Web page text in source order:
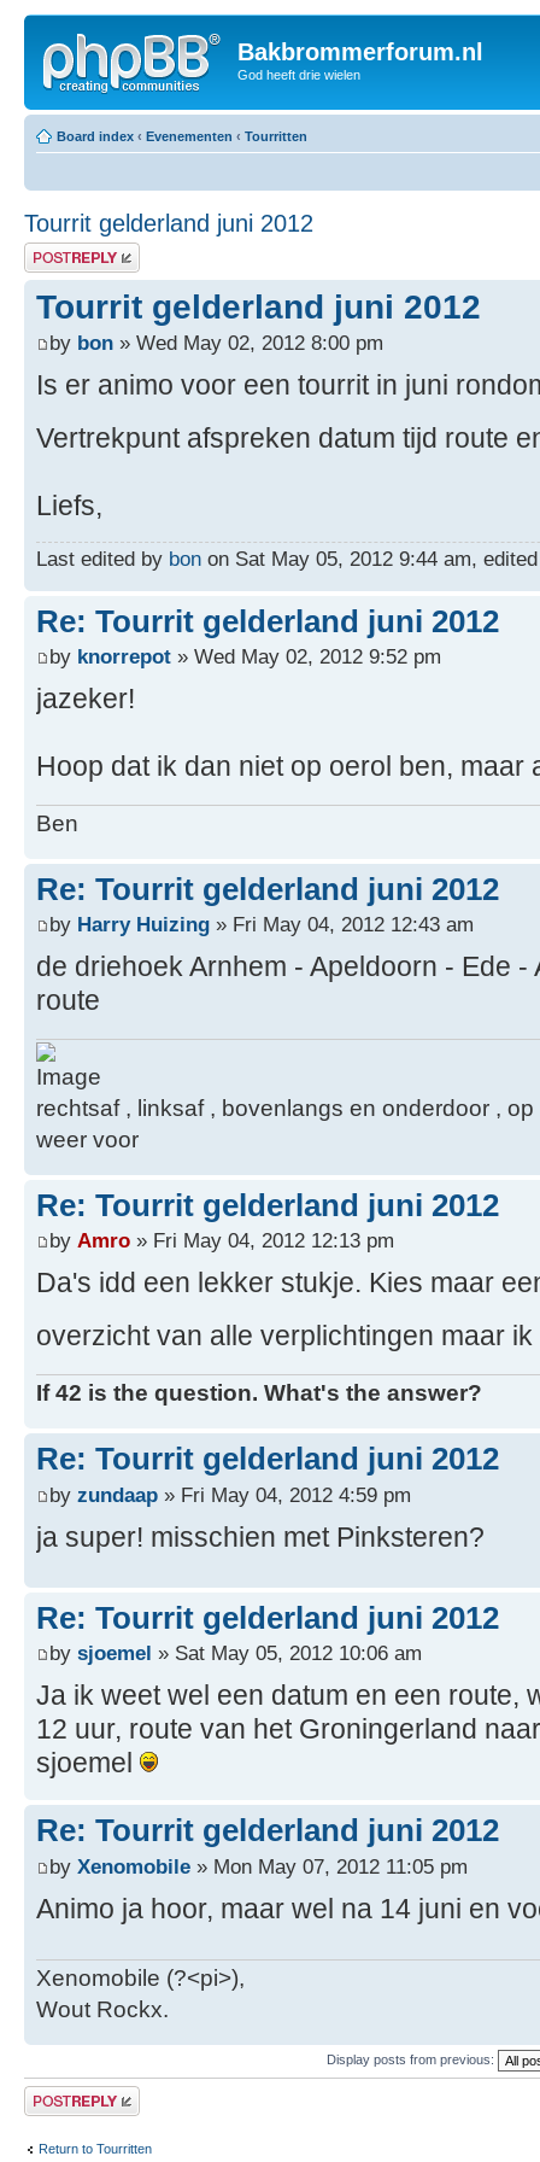
Bakbrommerforum.nl
God heeft drie wielen
Board index ‹ Evenementen ‹ Tourritten
Tourrit gelderland juni 2012
Post a reply
Tourrit gelderland juni 2012
by bon » Wed May 02, 2012 8:00 pm
Is er animo voor een tourrit in juni
Vertrekpunt afspreken datum tijd route
Liefs,
Last edited by bon on Sat May 05, 2012 9:44 am,
Re: Tourrit gelderland juni 2012
by knorrepot » Wed May 02, 2012 9:52 pm
jazeker!
Hoop dat ik dan niet op oerol ben, maar
Ben
Re: Tourrit gelderland juni 2012
by Harry Huizing » Fri May 04, 2012 12:43 am
de driehoek Arnhem - Apeldoorn - Ede
route
rechtsaf , linksaf , bovenlangs en onderdoor ,
weer voor
Re: Tourrit gelderland juni 2012
by Amro » Fri May 04, 2012 12:13 pm
Da's idd een lekker stukje. Kies maar
overzicht van alle verplichtingen maar
If 42 is the question. What's the answer?
Re: Tourrit gelderland juni 2012
by zundaap » Fri May 04, 2012 4:59 pm
ja super! misschien met Pinksteren?
Re: Tourrit gelderland juni 2012
by sjoemel » Sat May 05, 2012 10:06 am
Ja ik weet wel een datum en een route,
12 uur, route van het Groningerland
sjoemel
Re: Tourrit gelderland juni 2012
by Xenomobile » Mon May 07, 2012 11:05 pm
Animo ja hoor, maar wel na 14 juni en
Xenomobile (?<pi>),
Wout Rockx.
Display posts from previous:
Post a reply
Return to Tourritten